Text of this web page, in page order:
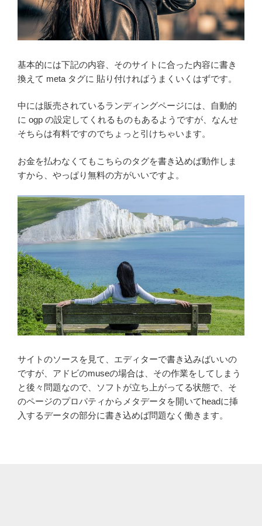
基本的には下記の内容、そのサイトに合った内容に書き
換えて meta タグに 貼り付ければうまくいくはずです。
中には販売されているランディングページには、自動的
に ogp の設定してくれるものもあるようですが、なんせ
そちらは有料ですのでちょっと引けちゃいます。
お金を払わなくてもこちらのタグを書き込めば動作しま
すから、やっぱり無料の方がいいですよ。
サイトのソースを見て、エディターで書き込みばいいの
ですが、アドビのmuseの場合は、その作業をしてしまう
と後々問題なので、ソフトが立ち上がってる状態で、そ
のページのプロパティからメタデータを開いてheadに挿
入するデータの部分に書き込めば問題なく働きます。